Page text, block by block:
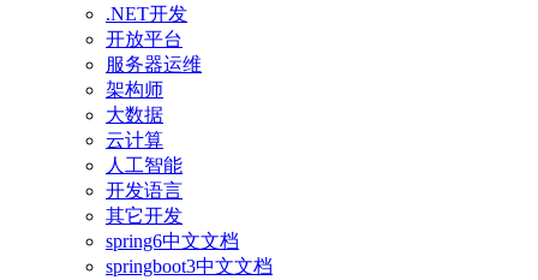
.NET开发
开放平台
服务器运维
架构师
大数据
云计算
人工智能
开发语言
其它开发
spring6中文文档
springboot3中文文档